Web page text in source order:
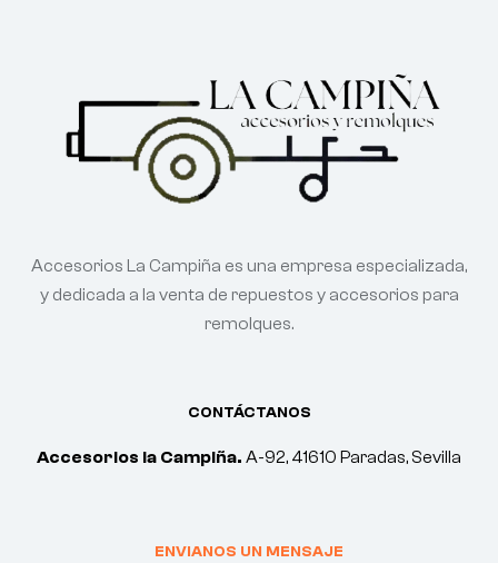
CONTÁCTANOS
Accesorios la Campiña. A-92, 41610 Paradas, Sevilla
ENVIANOS UN MENSAJE
Accesorios La Campiña es una empresa especializada,
y dedicada a la venta de repuestos y accesorios para
remolques.